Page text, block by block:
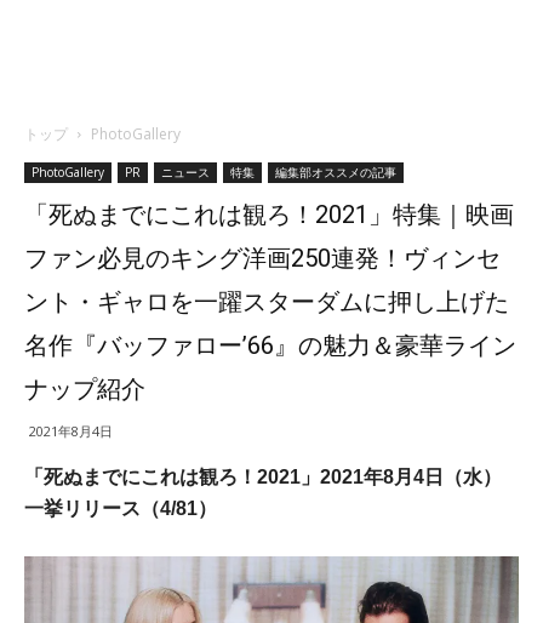
トップ PhotoGallery
PhotoGallery PR ニュース 特集 編集部オススメの記事
「死ぬまでにこれは観ろ！2021」特集｜映画
ファン必見のキング洋画250連発！ヴィンセ
ント・ギャロを一躍スターダムに押し上げた
名作『バッファロー’66』の魅力＆豪華ライン
ナップ紹介
2021年8月4日
「死ぬまでにこれは観ろ！2021」2021年8月4日（水）
一挙リリース（4/81）